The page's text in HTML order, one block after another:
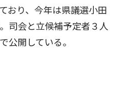
おり、今年は県議選小田
司会と立候補予定者３人
公開している。